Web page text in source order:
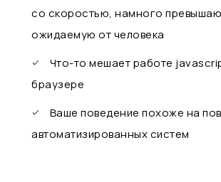
со скоростью, намного
ожидаемую от человека
Что-то мешает работе
браузере
Ваше поведение похоже на
автоматизированных систем